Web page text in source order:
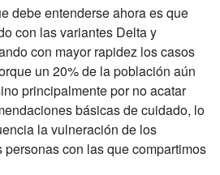
debe entenderse ahora es que
con las variantes Delta y
con mayor rapidez los casos
un 20% de la población aún
principalmente por no acatar
básicas de cuidado, lo
la vulneración de los
con las que compartimos